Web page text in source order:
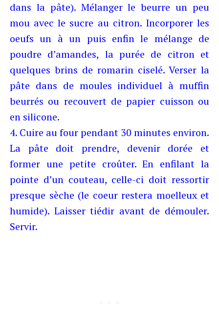
dans la pâte). Mélanger le beurre un peu
mou avec le sucre au citron. Incorporer les
oeufs un à un puis enfin le mélange de
poudre d’amandes, la purée de citron et
quelques brins de romarin ciselé. Verser la
pâte dans de moules individuel à muffin
beurrés ou recouvert de papier cuisson ou
en silicone.
4. Cuire au four pendant 30 minutes environ.
La pâte doit prendre, devenir dorée et
former une petite croûter. En enfilant la
pointe d’un couteau, celle-ci doit ressortir
presque sèche (le coeur restera moelleux et
humide). Laisser tiédir avant de démouler.
Servir.